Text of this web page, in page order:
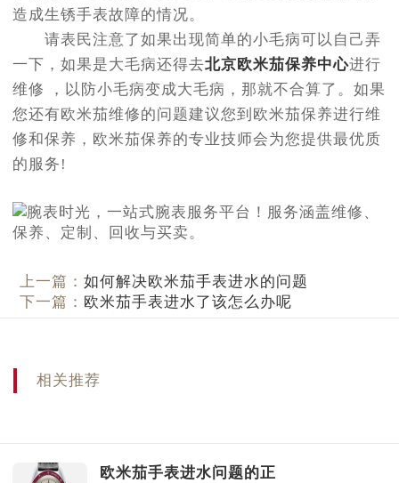
造成生锈手表故障的情况。
请表民注意了如果出现简单的小毛病可以自己弄
一下，如果是大毛病还得去北京欧米茄保养中心进行
维修 ，以防小毛病变成大毛病，那就不合算了。如果
您还有欧米茄维修的问题建议您到欧米茄保养进行维
修和保养，欧米茄保养的专业技师会为您提供最优质
的服务!
上一篇：如何解决欧米茄手表进水的问题
下一篇： 欧米茄手表进水了该怎么办呢
相关推荐
欧米茄手表进水问题的正